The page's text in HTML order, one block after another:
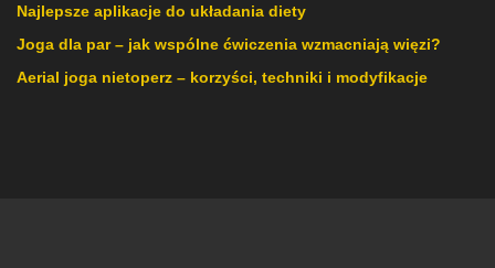
Najlepsze aplikacje do układania diety
Joga dla par – jak wspólne ćwiczenia wzmacniają więzi?
Aerial joga nietoperz – korzyści, techniki i modyfikacje